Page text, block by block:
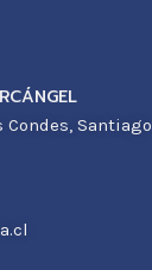
Condes, Santiago